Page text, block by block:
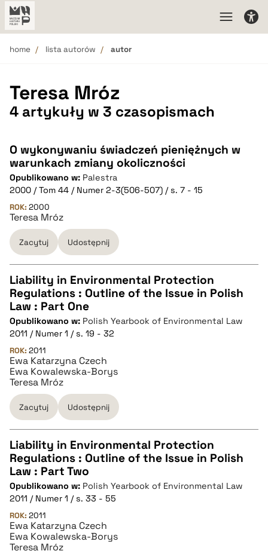
home lista autorów autor
Teresa Mróz
4 artykuły w 3 czasopismach
O wykonywaniu świadczeń pieniężnych w
warunkach zmiany okoliczności
Opublikowano w: Palestra
2000 / Tom 44 / Numer 2-3(506-507) / s. 7 - 15
ROK: 2000
Teresa Mróz
Zacytuj Udostępnij
CZYSTY TEKST
pobierz cytat
BIBTEX
pobierz cytat
Liability in Environmental Protection
Regulations : Outline of the Issue in Polish
Law : Part One
Opublikowano w: Polish Yearbook of Environmental Law
2011 / Numer 1 / s. 19 - 32
ROK: 2011
Ewa Katarzyna Czech
Ewa Kowalewska-Borys
Teresa Mróz
Zacytuj Udostępnij
CZYSTY TEKST
pobierz cytat
BIBTEX
Liability in Environmental Protection
Regulations : Outline of the Issue in Polish
Law : Part Two
Opublikowano w: Polish Yearbook of Environmental Law
2011 / Numer 1 / s. 33 - 55
ROK: 2011
Ewa Katarzyna Czech
Ewa Kowalewska-Borys
Teresa Mróz